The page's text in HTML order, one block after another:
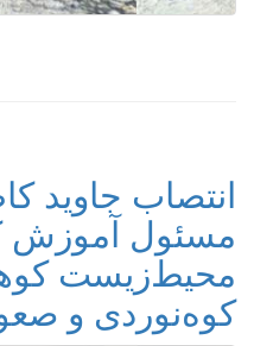
انتصاب جاوید
مسئول آموزش
محیط‌زیست
کوه‌نوردی و